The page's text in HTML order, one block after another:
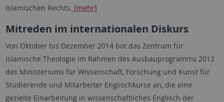
Islamischen Rechts. [mehr]
Mitreden im internationalen Diskurs
Von Oktober bis Dezember 2014 bot das Zentrum für
Islamische Theologie im Rahmen des Ausbauprogramms 2012
des Ministeriums für Wissenschaft, Forschung und Kunst für
Studierende und Mitarbeiter Englischkurse an, die eine
gezielte Einarbeitung in wissenschaftliches Englisch der